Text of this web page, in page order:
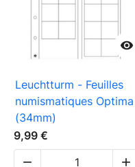

Leuchtturm - Feuilles
numismatiques Optima
(34mm)
9,99 €

